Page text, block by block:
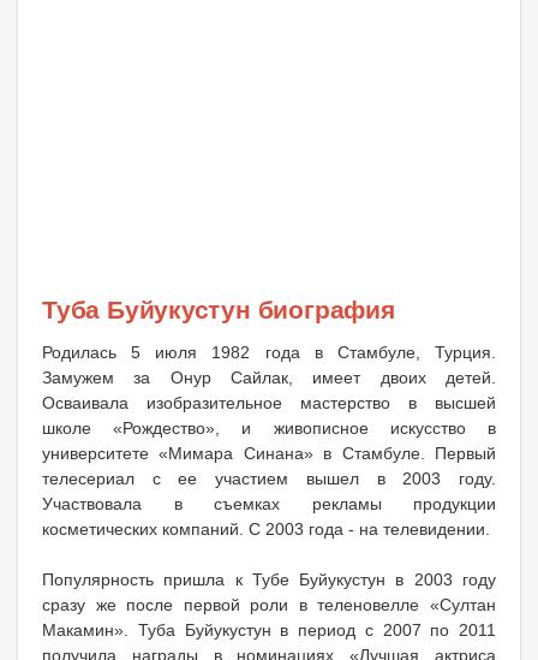
Туба Буйукустун биография
Родилась 5 июля 1982 года в Стамбуле, Турция.
Замужем за Онур Сайлак, имеет двоих детей.
Осваивала изобразительное мастерство в высшей
школе «Рождество», и живописное искусство в
университете «Мимара Синана» в Стамбуле. Первый
телесериал с ее участием вышел в 2003 году.
Участвовала в съемках рекламы продукции
косметических компаний. С 2003 года - на телевидении.
Популярность пришла к Тубе Буйукустун в 2003 году
сразу же после первой роли в теленовелле «Султан
Макамин». Туба Буйукустун в период с 2007 по 2011
получила награды в номинациях «Лучшая актриса